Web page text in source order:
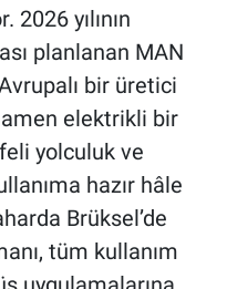
2026 yılının
planlanan MAN
bir üretici
elektrikli bir
yolculuk ve
hazır hâle
Brüksel’de
tüm kullanım